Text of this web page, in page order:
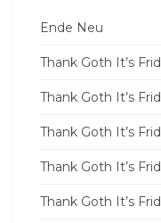
Ende Neu
Thank Goth It’s
Thank Goth It’s
Thank Goth It’s
Thank Goth It’s
Thank Goth It’s